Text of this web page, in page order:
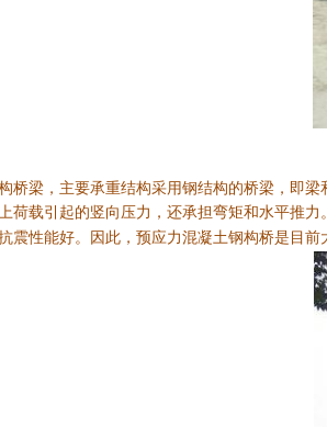
桥梁 ，主要承重结构采用钢结构的桥梁，即
荷载引起的竖向压力，还承担弯矩和水平推力
震性能好。因此，预应力混凝土钢构桥是目前